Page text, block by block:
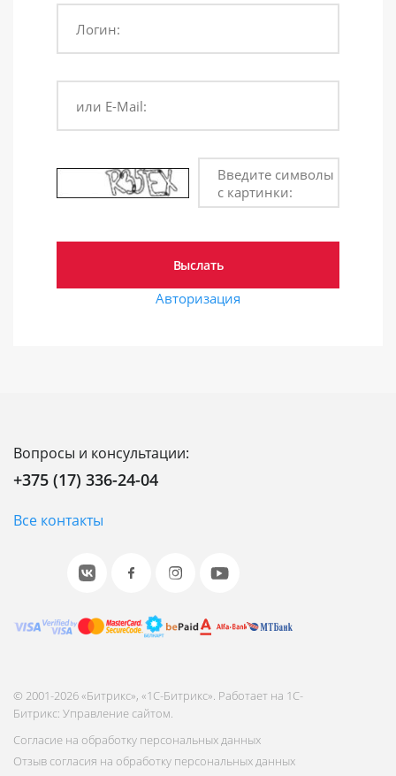
Логин:
или E-Mail:
Введите символы
с картинки:
Авторизация
Вопросы и консультации:
+375 (17) 336-24-04
Все контакты
© 2001-2026 «Битрикс», «1С-Битрикс». Работает на 1С-
Битрикс: Управление сайтом.
Согласие на обработку персональных данных
Отзыв согласия на обработку персональных данных